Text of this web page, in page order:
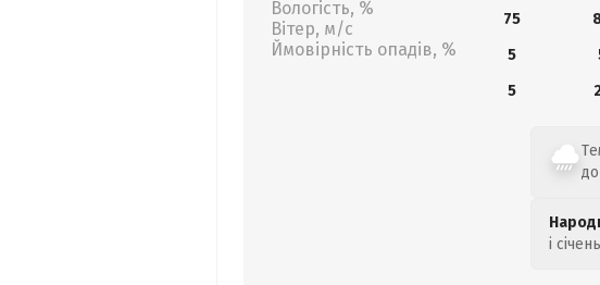
Вологість, %
Вітер, м/с
Ймовірність опадів, %
75
5
5
і